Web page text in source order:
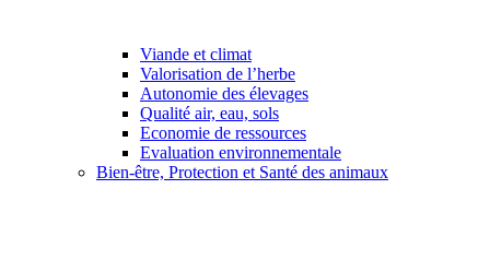
Viande et climat
Valorisation de l’herbe
Autonomie des élevages
Qualité air, eau, sols
Economie de ressources
Evaluation environnementale
Bien-être, Protection et Santé des animaux